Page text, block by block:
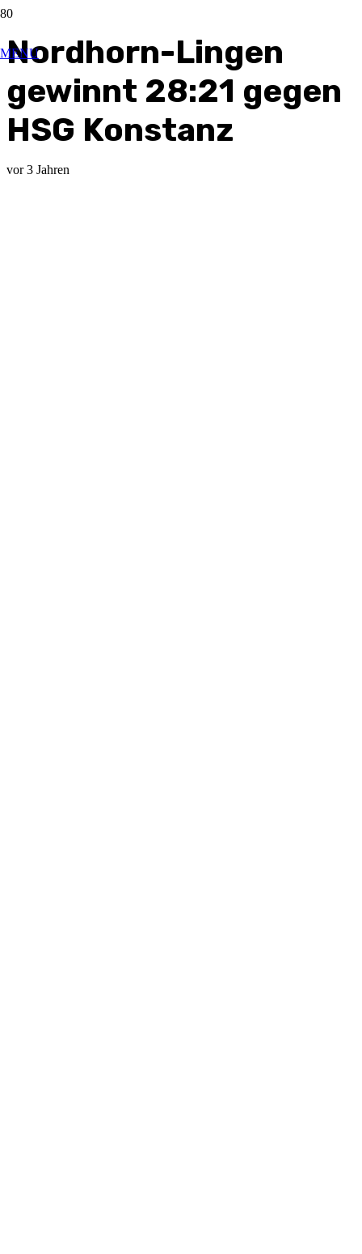
MENU
Nordhorn-Lingen
gewinnt 28:21 gegen
HSG Konstanz
vor 3 Jahren